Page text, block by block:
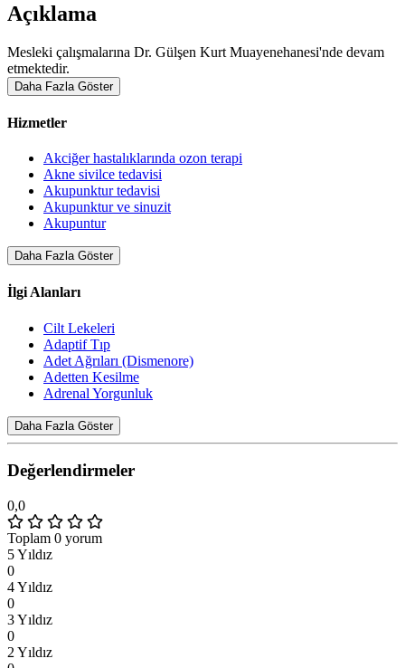
Açıklama
Mesleki çalışmalarına Dr. Gülşen Kurt Muayenehanesi'nde devam
etmektedir.
Daha Fazla Göster
Hizmetler
Akciğer hastalıklarında ozon terapi
Akne sivilce tedavisi
Akupunktur tedavisi
Akupunktur ve sinuzit
Akupuntur
Daha Fazla Göster
İlgi Alanları
Cilt Lekeleri
Adaptif Tıp
Adet Ağrıları (Dismenore)
Adetten Kesilme
Adrenal Yorgunluk
Daha Fazla Göster
Değerlendirmeler
0,0
Toplam 0 yorum
5 Yıldız
0
4 Yıldız
0
3 Yıldız
0
2 Yıldız